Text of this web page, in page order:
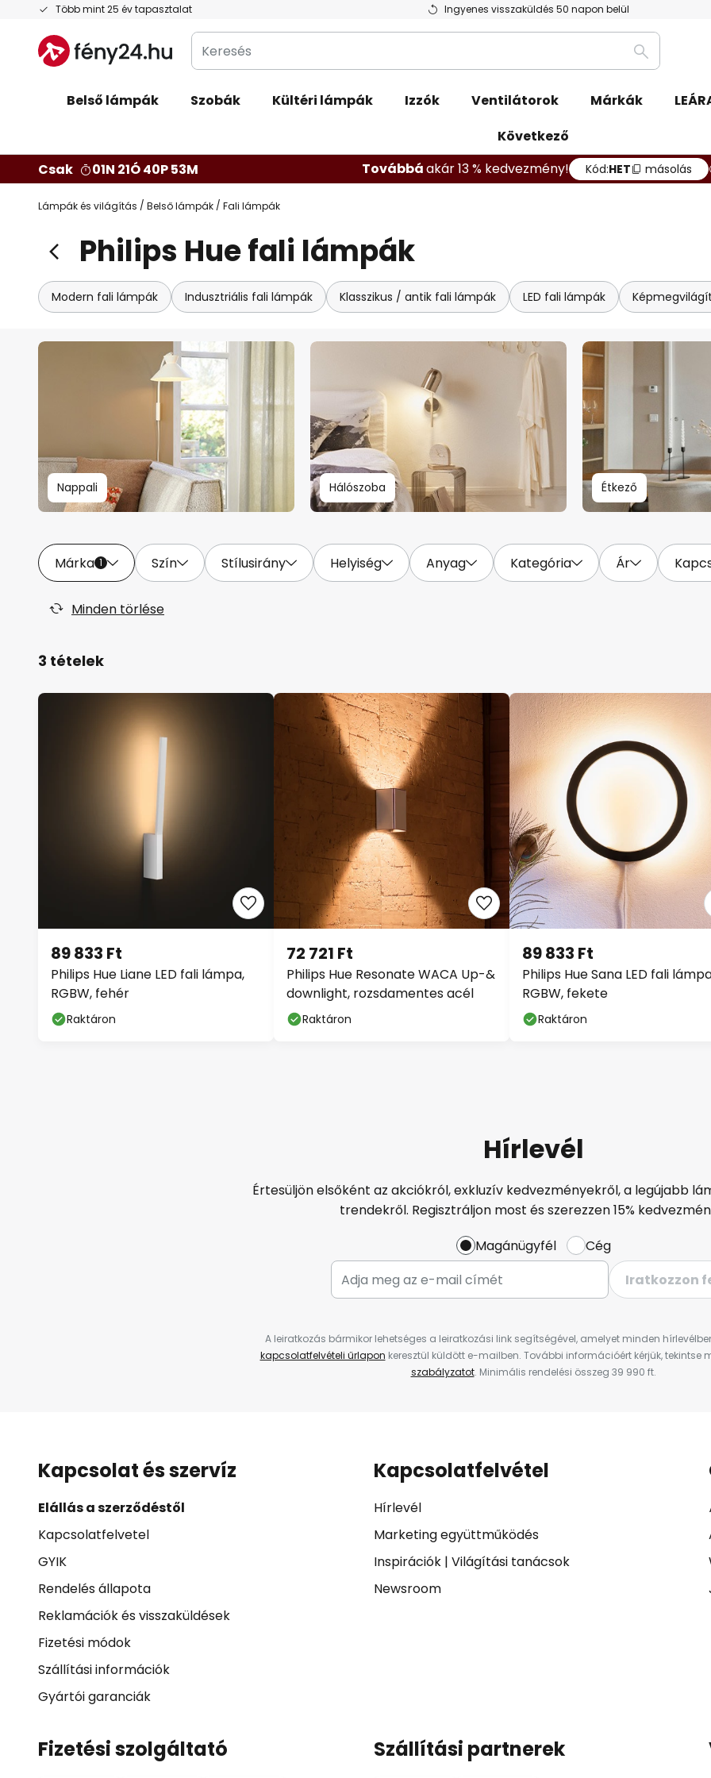
Több mint 25 év tapasztalat Ingyenes visszaküldés 50 napon belül
Ugrás
tartalomhoz
Keresés
Keresés
Belső lámpák Szobák Kültéri lámpák Izzók Ventilátorok Márkák
Következő
Csak
01N 21Ó 40P 52M Továbbáakár 13 % kedvezmény! Kód:HET másolás
Lámpák és világítás Belső lámpák Fali lámpák
Philips Hue fali lámpák
Modern fali lámpák Indusztriális fali lámpák Klasszikus / antik fali lámpák LED fali lámpák
Nappali Hálószoba Étkező
Márka 1 Szín Stílusirány Helyiség Anyag Kategória Ár
Minden törlése
3 tételek
Philips Hue Liane LED fali lámpa,
RGBW, fehér
89 833 Ft
Raktáron
Philips Hue Resonate WACA Up-&
downlight, rozsdamentes acél
72 721 Ft
Raktáron
Philips Hue Sana LED fali
RGBW, fekete
89 833 Ft
Raktáron
Hírlevél
Értesüljön elsőként az akciókról, exkluzív kedvezményekről, a legújabb
trendekről. Regisztráljon most és szerezzen 15%
Magánügyfél
Cég
Iratkozzon
A leiratkozás bármikor lehetséges a leiratkozási link segítségével, amelyet minden
kapcsolatfelvételi űrlapon keresztül küldött e-mailben. További információért kérjük, tekintse
szabályzatot. Minimális rendelési összeg 39 990 ft.
Kapcsolat és szervíz
Elállás a szerződéstől
Kapcsolatfelvetel
GYIK
Rendelés állapota
Reklamációk és visszaküldések
Fizetési módok
Szállítási információk
Gyártói garanciák
Kapcsolatfelvétel
Hírlevél
Marketing együttműködés
Inspirációk| Világítási tanácsok
Newsroom
Fizetési szolgáltató Szállítási partnerek